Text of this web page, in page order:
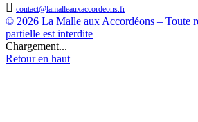
 contact@lamalleauxaccordeons.fr
© 2026 La Malle aux Accordéons – Toute
partielle est interdite
Chargement...
Retour en haut